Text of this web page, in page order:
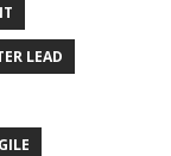
LEAD